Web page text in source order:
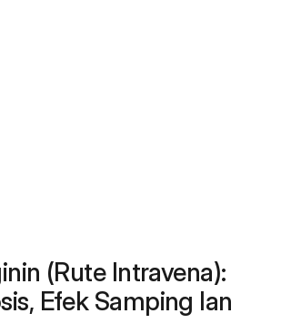
(Rute Intravena):
Efek Samping lan